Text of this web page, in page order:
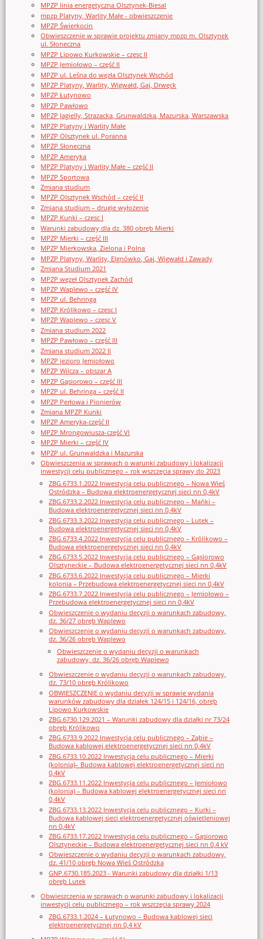
MPZP linia energetyczna Olsztynek-Biesal
mpzp Platyny, Warlity Małe - obwieszczenie
MPZP Świerkocin
Obwieszczenie w sprawie projektu zmiany mpzp m. Olsztynek
ul. Słoneczna
MPZP Lipowo Kurkowskie – czesc II
MPZP Jemiołowo – część II
MPZP ul. Leśna do węzła Olsztynek Wschód
MPZP Platyny, Warlity, Wigwałd, Gaj, Drwęck
MPZP Łutynowo
MPZP Pawłowo
MPZP Jagielly, Strazacka, Grunwaldzka, Mazurska, Warszawska
MPZP Platyny i Warlity Małe
MPZP Olsztynek ul. Poranna
MPZP Słoneczna
MPZP Ameryka
MPZP Platyny i Warlity Małe – część II
MPZP Sportowa
Zmiana studium
MPZP Olsztynek Wschód – część II
Zmiana studium – drugie wyłożenie
MPZP Kunki – czesc I
Warunki zabudowy dla dz. 380 obręb Mierki
MPZP Mierki – część III
MPZP Mierkowska, Zielona i Polna
MPZP Platyny, Warlity, Elgnówko, Gaj, Wigwałd i Zawady
Zmiana Studium 2021
MPZP węzeł Olsztynek Zachód
MPZP Waplewo – część IV
MPZP ul. Behringa
MPZP Królikowo – czesc I
MPZP Waplewo – czesc V
Zmiana studium 2022
MPZP Pawłowo – część III
Zmiana studium 2022 II
MPZP jezioro Jemiołowo
MPZP Wilcza – obszar A
MPZP Gąsiorowo – część III
MPZP ul. Behringa – część II
MPZP Perłowa i Pionierów
Zmiana MPZP Kunki
MPZP Ameryka-część II
MPZP Mrongowiusza-część VI
MPZP Mierki – część IV
MPZP ul. Grunwaldzka i Mazurska
Obwieszczenia w sprawach o warunki zabudowy i lokalizacji
inwestycji celu publicznego – rok wszczęcia sprawy do 2023
ZBG.6733.1.2022 Inwestycja celu publicznego – Nowa Wieś
Ostródzka – Budowa elektroenergetycznej sieci nn 0,4kV
ZBG.6733.2.2022 Inwestycja celu publicznego – Mańki –
Budowa elektroenergetycznej sieci nn 0,4kV
ZBG.6733.3.2022 Inwestycja celu publicznego – Lutek –
Budowa elektroenergetycznej sieci nn 0,4kV
ZBG.6733.4.2022 Inwestycja celu publicznego – Królikowo –
Budowa elektroenergetycznej sieci nn 0,4kV
ZBG.6733.5.2022 Inwestycja celu publicznego – Gąsiorowo
Olsztyneckie – Budowa elektroenergetycznej sieci nn 0,4kV
ZBG.6733.6.2022 Inwestycja celu publicznego – Mierki
kolonia – Przebudowa elektroenergetycznej sieci nn 0,4kV
ZBG.6733.7.2022 Inwestycja celu publicznego – Jemiołowo –
Przebudowa elektroenergetycznej sieci nn 0,4kV
Obwieszczenie o wydaniu decyzji o warunkach zabudowy,
dz. 36/27 obręb Waplewo
Obwieszczenie o wydaniu decyzji o warunkach zabudowy,
dz. 36/26 obręb Waplewo
Obwieszczenie o wydaniu decyzji o warunkach
zabudowy, dz. 36/26 obręb Waplewo
Obwieszczenie o wydaniu decyzji o warunkach zabudowy,
dz. 73/10 obręb Królikowo
OBWIESZCZENIE o wydaniu decyzji w sprawie wydania
warunków zabudowy dla działek 124/15 i 124/16, obręb
Lipowo Kurkowskie
ZBG.6730.129.2021 – Warunki zabudowy dla działki nr 73/24
obręb Królikowo
ZBG.6733.9.2022 Inwestycja celu publicznego – Ząbie –
Budowa kablowej elektroenergetycznej sieci nn 0,4kV
ZBG.6733.10.2022 Inwestycja celu publicznego – Mierki
(kolonia)– Budowa kablowej elektroenergetycznej sieci nn
0,4kV
ZBG.6733.11.2022 Inwestycja celu publicznego – Jemiołowo
(kolonia) – Budowa kablowej elektroenergetycznej sieci nn
0,4kV
ZBG.6733.13.2022 Inwestycja celu publicznego – Kurki –
Budowa kablowej sieci elektroenergetycznej oświetleniowej
nn 0,4kV
ZBG.6733.17.2022 Inwestycja celu publicznego – Gąsiorowo
Olsztyneckie – Budowa elektroenergetycznej sieci nn 0,4 kV
Obwieszczenie o wydaniu decyzji o warunkach zabudowy,
dz. 41/10 obręb Nowa Wieś Ostródzka
GNP.6730.185.2023 - Warunki zabudowy dla działki 1/13
obręb Lutek
Obwieszczenia w sprawach o warunki zabudowy i lokalizacji
inwestycji celu publicznego – rok wszczęcia sprawy 2024
ZBG.6733.1.2024 – Łutynowo – Budowa kablowej sieci
elektroenergetycznej nn 0,4 kV